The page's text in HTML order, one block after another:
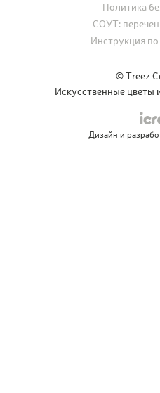
© Treez
Искусственные
Политика
СОУТ:
Инструкция
Дизайн и